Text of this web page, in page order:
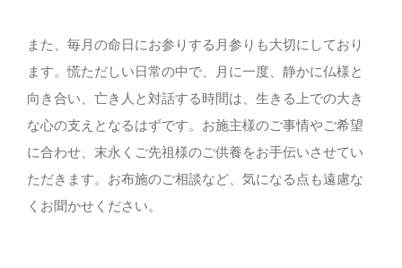
また、毎月の命日にお参りする月参りも大切にしており
ます。慌ただしい日常の中で、月に一度、静かに仏様と
向き合い、亡き人と対話する時間は、生きる上での大き
な心の支えとなるはずです。お施主様のご事情やご希望
に合わせ、末永くご先祖様のご供養をお手伝いさせてい
ただきます。お布施のご相談など、気になる点も遠慮な
くお聞かせください。